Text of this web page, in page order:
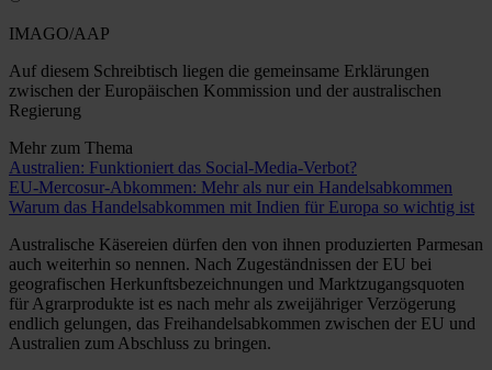
IMAGO/AAP
Auf diesem Schreibtisch liegen die gemeinsame Erklärungen
zwischen der Europäischen Kommission und der australischen
Regierung
Mehr zum Thema
Australien: Funktioniert das Social-Media-Verbot?
EU-Mercosur-Abkommen: Mehr als nur ein Handelsabkommen
Warum das Handelsabkommen mit Indien für Europa so wichtig ist
Australische Käsereien dürfen den von ihnen produzierten Parmesan
auch weiterhin so nennen. Nach Zugeständnissen der EU bei
geografischen Herkunftsbezeichnungen und Marktzugangsquoten
für Agrarprodukte ist es nach mehr als zweijähriger Verzögerung
endlich gelungen, das Freihandelsabkommen zwischen der EU und
Australien zum Abschluss zu bringen.